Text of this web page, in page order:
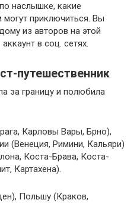
наслышке, какие
приключиться. Вы
из авторов на этой
в соц. сетях.
путешественник
за границу и полюбила
Карловы Вары, Брно),
(Венеция, Римини, Кальяри)
Коста-Брава, Коста-
Картахена).
Польшу (Краков,